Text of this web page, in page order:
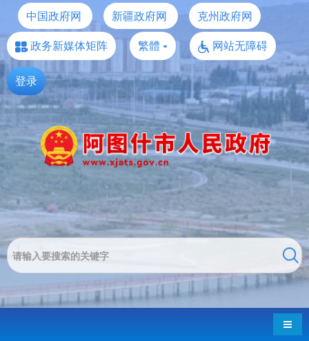
中国政府网 新疆政府网
克州政府网
政务新媒体矩阵
繁體 网站无障碍
登录
导航